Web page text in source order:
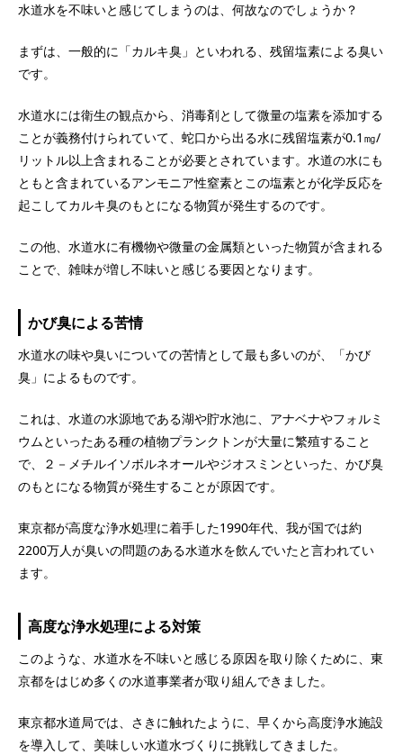
水道水を不味いと感じてしまうのは、何故なのでしょうか？
まずは、一般的に「カルキ臭」といわれる、残留塩素による臭い
です。
水道水には衛生の観点から、消毒剤として微量の塩素を添加する
ことが義務付けられていて、蛇口から出る水に残留塩素が0.1㎎/
リットル以上含まれることが必要とされています。水道の水にも
ともと含まれているアンモニア性窒素とこの塩素とが化学反応を
起こしてカルキ臭のもとになる物質が発生するのです。
この他、水道水に有機物や微量の金属類といった物質が含まれる
ことで、雑味が増し不味いと感じる要因となります。
かび臭による苦情
水道水の味や臭いについての苦情として最も多いのが、「かび
臭」によるものです。
これは、水道の水源地である湖や貯水池に、アナベナやフォルミ
ウムといったある種の植物プランクトンが大量に繁殖すること
で、２－メチルイソボルネオールやジオスミンといった、かび臭
のもとになる物質が発生することが原因です。
東京都が高度な浄水処理に着手した1990年代、我が国では約
2200万人が臭いの問題のある水道水を飲んでいたと言われてい
ます。
高度な浄水処理による対策
このような、水道水を不味いと感じる原因を取り除くために、東
京都をはじめ多くの水道事業者が取り組んできました。
東京都水道局では、さきに触れたように、早くから高度浄水施設
を導入して、美味しい水道水づくりに挑戦してきました。